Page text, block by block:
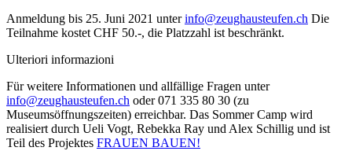
Anmeldung bis 25. Juni 2021 unterinfo@zeughausteufen.ch Die
Teilnahme kostet CHF 50.-, die Platzzahl ist beschränkt.
Ulteriori informazioni
Für weitere Informationen und allfällige Fragen unter
info@zeughausteufen.ch oder 071 335 80 30 (zu
Museumsöffnungszeiten) erreichbar. Das Sommer Camp wird
realisiert durch Ueli Vogt, Rebekka Ray und Alex Schillig und ist
Teil des Projektes FRAUEN BAUEN!